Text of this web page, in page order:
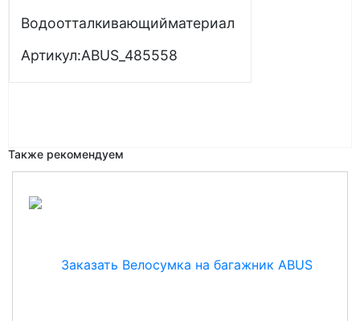
Водоотталкивающийматериал
Артикул:ABUS_485558
Также рекомендуем